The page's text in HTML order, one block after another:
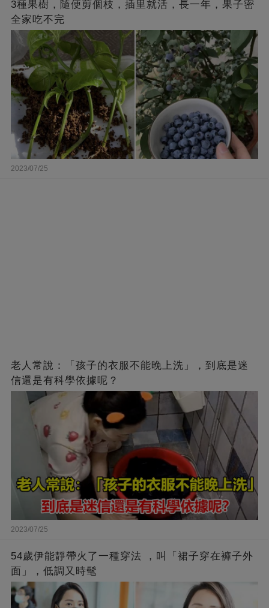
3種果樹，隨便剪個枝，插里就活，長一年，果子密
全家吃不完
2023/07/25
老人常說：「孩子的衣服不能晚上洗」，到底是迷
信還是有科學依據呢？
2023/07/25
54歲伊能靜帶火了一種穿法 ，叫「裙子穿在褲子外
面」，低調又時髦